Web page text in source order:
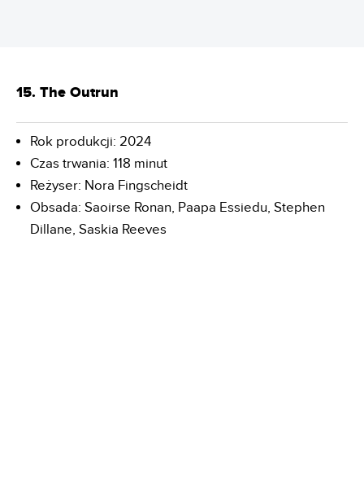
15. The Outrun
Rok produkcji: 2024
Czas trwania: 118 minut
Reżyser: Nora Fingscheidt
Obsada: Saoirse Ronan, Paapa Essiedu, Stephen
Dillane, Saskia Reeves